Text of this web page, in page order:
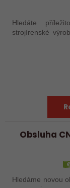
Hledáte
strojírenské
Jsme Sanborn
strojním
Obsluha
Hledáme novou